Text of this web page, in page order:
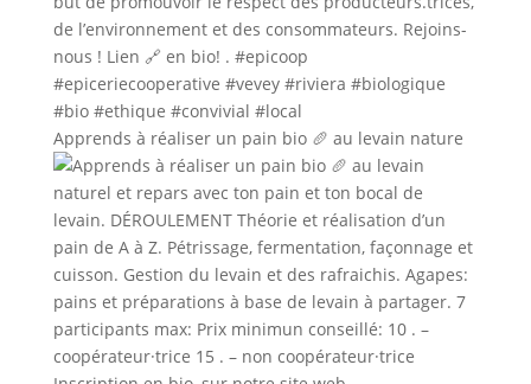
Apprends à réaliser un pain bio 🥖 au levain nature